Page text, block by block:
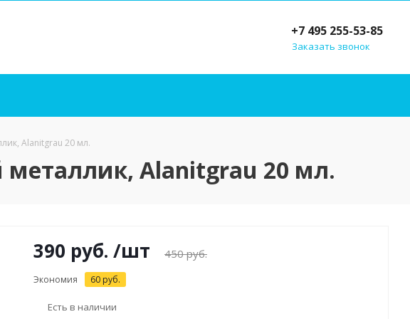
+7 495 255-53-85
Заказать звонок
Alanitgrau 20 мл.
металлик, Alanitgrau 20 мл.
390 руб. /шт 450руб.
Экономия 60 руб.
Есть в наличии